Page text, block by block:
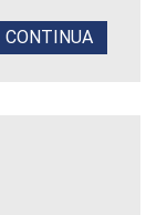
CONTINUA